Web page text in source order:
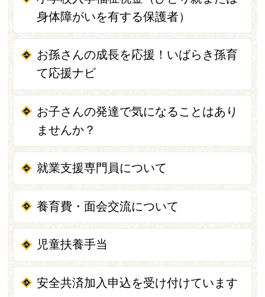
身体障がいを有する保護者）
お孫さんの成長を応援！いばらき孫育
て応援ナビ
お子さんの発達で気になることはあり
ませんか？
就業支援専門員について
養育費・面会交流について
児童扶養手当
安全共済加入申込を受け付けています